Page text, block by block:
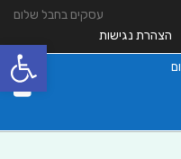
עסקים בחבל שלום
הצהרת נגישות
פתח